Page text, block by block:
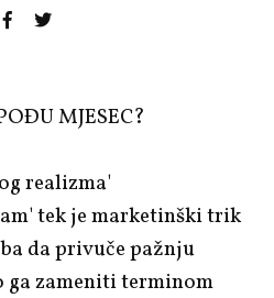
MJESEC?
realizma'
tek je marketinški trik
da privuče pažnju
ga zameniti terminom